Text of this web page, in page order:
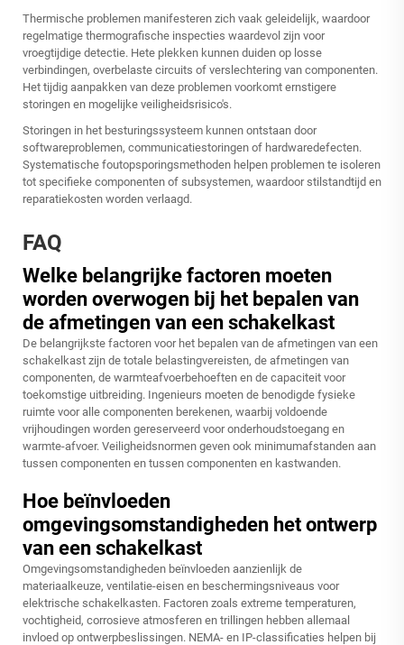
Thermische problemen manifesteren zich vaak geleidelijk, waardoor
regelmatige thermografische inspecties waardevol zijn voor
vroegtijdige detectie. Hete plekken kunnen duiden op losse
verbindingen, overbelaste circuits of verslechtering van componenten.
Het tijdig aanpakken van deze problemen voorkomt ernstigere
storingen en mogelijke veiligheidsrisico's.
Storingen in het besturingssysteem kunnen ontstaan door
softwareproblemen, communicatiestoringen of hardwaredefecten.
Systematische foutopsporingsmethoden helpen problemen te isoleren
tot specifieke componenten of subsystemen, waardoor stilstandtijd en
reparatiekosten worden verlaagd.
FAQ
Welke belangrijke factoren moeten
worden overwogen bij het bepalen van
de afmetingen van een schakelkast
De belangrijkste factoren voor het bepalen van de afmetingen van een
schakelkast zijn de totale belastingvereisten, de afmetingen van
componenten, de warmteafvoerbehoeften en de capaciteit voor
toekomstige uitbreiding. Ingenieurs moeten de benodigde fysieke
ruimte voor alle componenten berekenen, waarbij voldoende
vrijhoudingen worden gereserveerd voor onderhoudstoegang en
warmte-afvoer. Veiligheidsnormen geven ook minimumafstanden aan
tussen componenten en tussen componenten en kastwanden.
Hoe beïnvloeden
omgevingsomstandigheden het ontwerp
van een schakelkast
Omgevingsomstandigheden beïnvloeden aanzienlijk de
materiaalkeuze, ventilatie-eisen en beschermingsniveaus voor
elektrische schakelkasten. Factoren zoals extreme temperaturen,
vochtigheid, corrosieve atmosferen en trillingen hebben allemaal
invloed op ontwerpbeslissingen. NEMA- en IP-classificaties helpen bij